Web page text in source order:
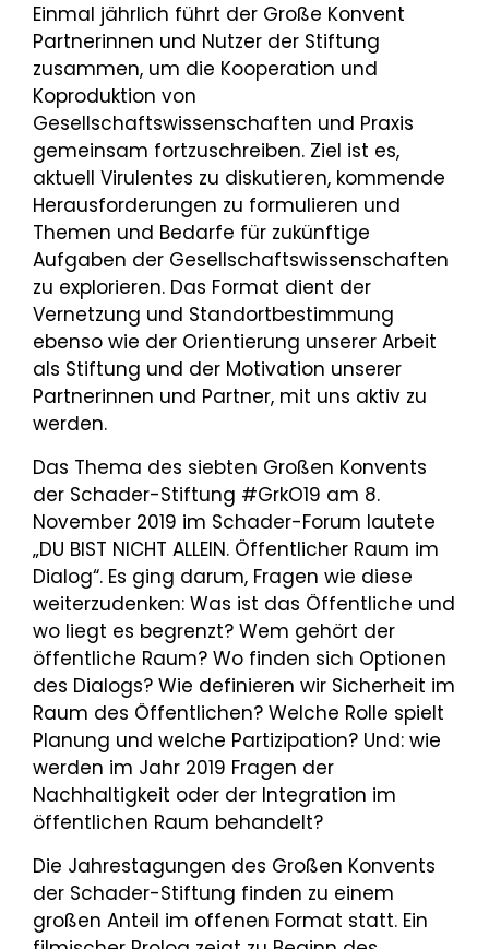
Einmal jährlich führt der Große Konvent
Partnerinnen und Nutzer der Stiftung
zusammen, um die Kooperation und
Koproduktion von
Gesellschaftswissenschaften und Praxis
gemeinsam fortzuschreiben. Ziel ist es,
aktuell Virulentes zu diskutieren, kommende
Herausforderungen zu formulieren und
Themen und Bedarfe für zukünftige
Aufgaben der Gesellschaftswissenschaften
zu explorieren. Das Format dient der
Vernetzung und Standortbestimmung
ebenso wie der Orientierung unserer Arbeit
als Stiftung und der Motivation unserer
Partnerinnen und Partner, mit uns aktiv zu
werden.
Das Thema des siebten Großen Konvents
der Schader-Stiftung #GrkO19 am 8.
November 2019 im Schader-Forum lautete
„DU BIST NICHT ALLEIN. Öffentlicher Raum im
Dialog“. Es ging darum, Fragen wie diese
weiterzudenken: Was ist das Öffentliche und
wo liegt es begrenzt? Wem gehört der
öffentliche Raum? Wo finden sich Optionen
des Dialogs? Wie definieren wir Sicherheit im
Raum des Öffentlichen? Welche Rolle spielt
Planung und welche Partizipation? Und: wie
werden im Jahr 2019 Fragen der
Nachhaltigkeit oder der Integration im
öffentlichen Raum behandelt?
Die Jahrestagungen des Großen Konvents
der Schader-Stiftung finden zu einem
großen Anteil im offenen Format statt. Ein